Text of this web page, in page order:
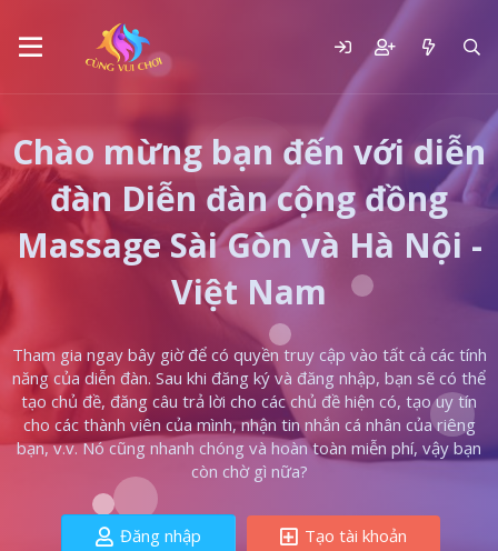
Chào mừng bạn đến với diễn
đàn Diễn đàn cộng đồng
Massage Sài Gòn và Hà Nội -
Việt Nam
Tham gia ngay bây giờ để có quyền truy cập vào tất cả các tính
năng của diễn đàn. Sau khi đăng ký và đăng nhập, bạn sẽ có thể
tạo chủ đề, đăng câu trả lời cho các chủ đề hiện có, tạo uy tín
cho các thành viên của mình, nhận tin nhắn cá nhân của riêng
bạn, v.v. Nó cũng nhanh chóng và hoàn toàn miễn phí, vậy bạn
còn chờ gì nữa?
Đăng nhập Tạo tài khoản